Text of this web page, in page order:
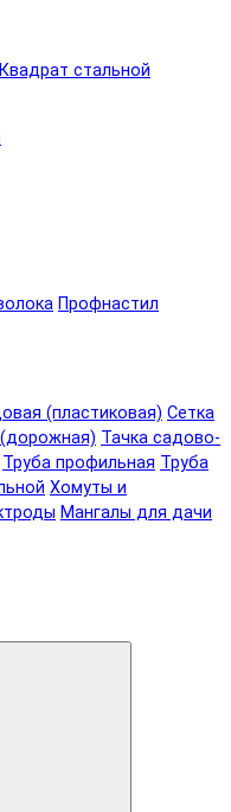
Квадрат стальной
Профнастил
(пластиковая) Сетка
Тачка садово-
Труба профильная Труба
Хомуты и
Мангалы для дачи